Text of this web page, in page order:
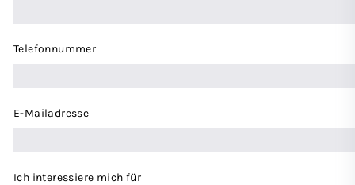
Telefonnummer
E-Mailadresse
Ich interessiere mich für